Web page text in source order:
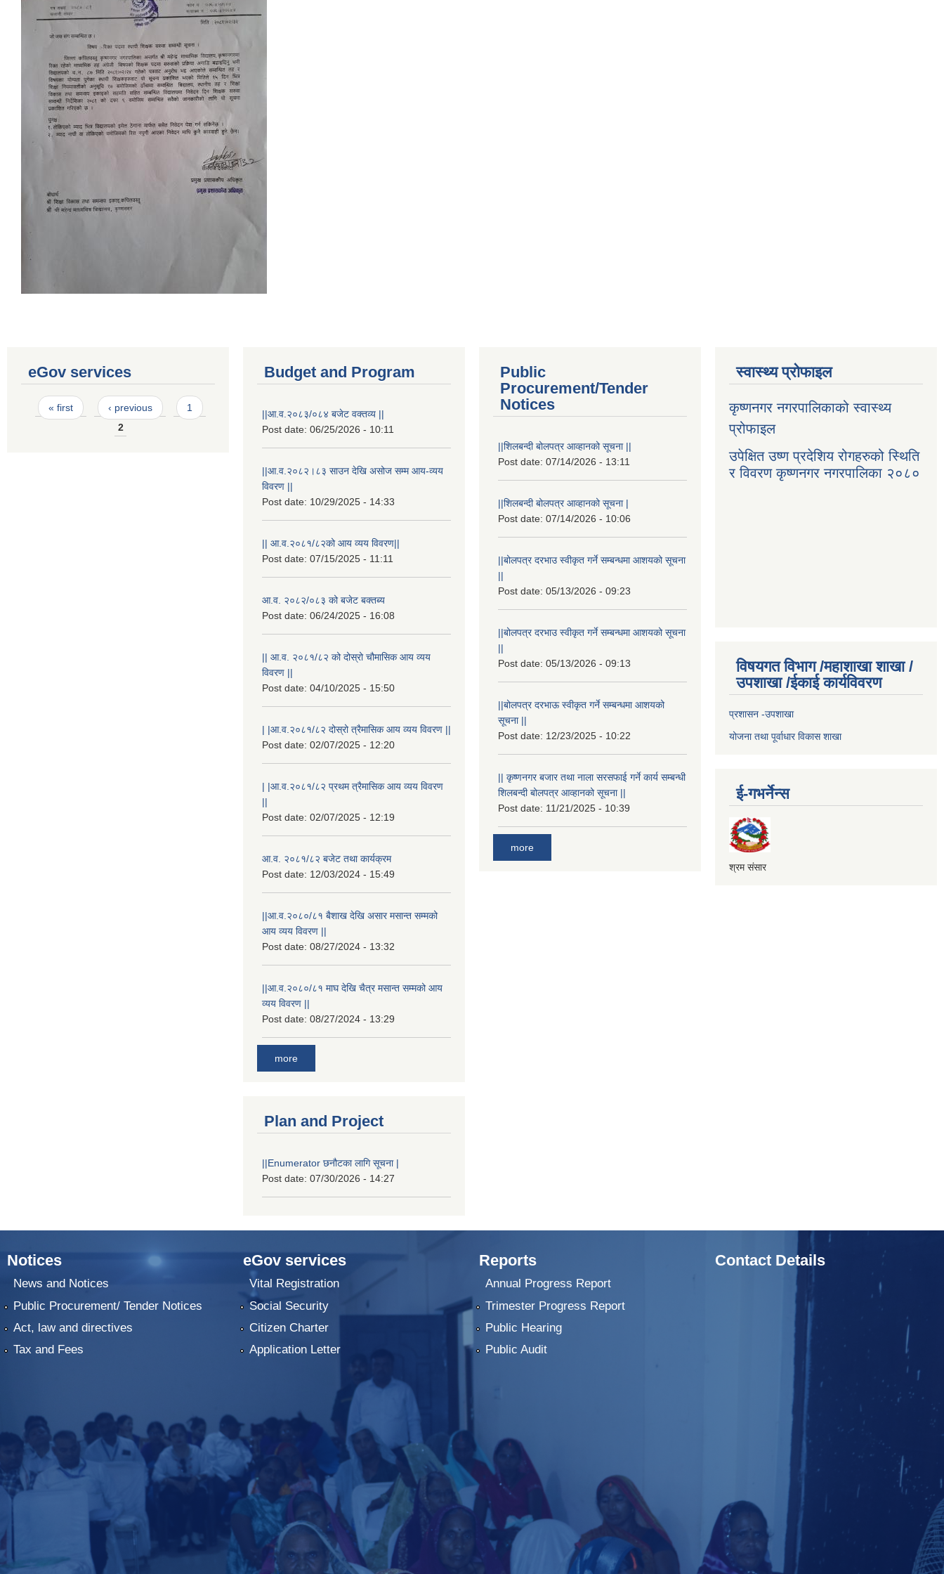
eGov services
Pages
« first ‹ previous
1
2
Budget and Program
||आ.व.२०८३/०८४ बजेट वक्तव्य ||
Post date: 06/25/2026 - 10:11
||आ.व.२०८२।८३ साउन देखि असोज सम्म आय-व्यय
विवरण ||
Post date: 10/29/2025 - 14:33
|| आ.व.२०८१/८२को आय व्यय विवरण||
Post date: 07/15/2025 - 11:11
आ.व. २०८२/०८३ को बजेट बक्तब्य
Post date: 06/24/2025 - 16:08
|| आ.व. २०८१/८२ को दोस्रो चौमासिक आय व्यय
विवरण ||
Post date: 04/10/2025 - 15:50
| |आ.व.२०८१/८२ दोस्रो त्रैमासिक आय व्यय विवरण ||
Post date: 02/07/2025 - 12:20
| |आ.व.२०८१/८२ प्रथम त्रैमासिक आय व्यय विवरण
||
Post date: 02/07/2025 - 12:19
आ.व. २०८१/८२ बजेट तथा कार्यक्रम
Post date: 12/03/2024 - 15:49
||आ.व.२०८०/८१ बैशाख देखि असार मसान्त सम्मको
आय व्यय विवरण ||
Post date: 08/27/2024 - 13:32
||आ.व.२०८०/८१ माघ देखि चैत्र मसान्त सम्मको आय
व्यय विवरण ||
Post date: 08/27/2024 - 13:29
more
Plan and Project
||Enumerator छनौटका लागि सूचना |
Post date: 07/30/2026 - 14:27
Public
Procurement/Tender
Notices
||शिलबन्दी बोलपत्र आव्हानको सूचना ||
Post date: 07/14/2026 - 13:11
||शिलबन्दी बोलपत्र आव्हानको सूचना |
Post date: 07/14/2026 - 10:06
||बोलपत्र दरभाउ स्वीकृत गर्ने सम्बन्धमा आशयको सूचना
||
Post date: 05/13/2026 - 09:23
||बोलपत्र दरभाउ स्वीकृत गर्ने सम्बन्धमा आशयको सूचना
||
Post date: 05/13/2026 - 09:13
||बोलपत्र दरभाऊ स्वीकृत गर्ने सम्बन्धमा आशयको
सूचना ||
Post date: 12/23/2025 - 10:22
|| कृष्णनगर बजार तथा नाला सरसफाई गर्ने कार्य सम्बन्धी
शिलबन्दी बोलपत्र आव्हानको सूचना ||
Post date: 11/21/2025 - 10:39
more
स्वास्थ्य प्रोफाइल
कृष्णनगर नगरपालिकाको स्वास्थ्य
प्रोफाइल
उपेक्षित उष्ण प्रदेशिय रोगहरुको स्थिति
र विवरण कृष्णनगर नगरपालिका २०८०
विषयगत विभाग /महाशाखा शाखा /
उपशाखा /ईकाई कार्यविवरण
प्रशासन -उपशाखा
योजना तथा पूर्वाधार विकास शाखा
ई-गभर्नेन्स
श्रम संसार
Notices
News and Notices
Public Procurement/ Tender Notices
Act, law and directives
Tax and Fees
eGov services
Vital Registration
Social Security
Citizen Charter
Application Letter
Reports
Annual Progress Report
Trimester Progress Report
Public Hearing
Public Audit
Contact Details